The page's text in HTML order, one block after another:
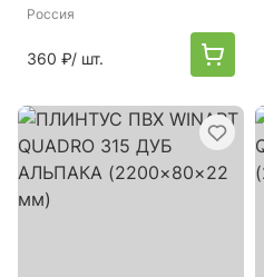
Россия
360 ₽/ шт.